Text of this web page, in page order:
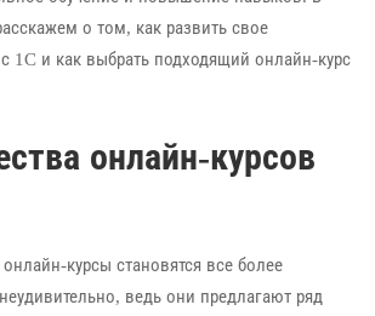
о том, как развить свое
1C и как выбрать подходящий онлайн-курс
онлайн-курсов
курсы становятся все более
ведь они предлагают ряд